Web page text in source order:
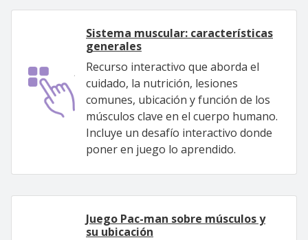
Sistema muscular: características
generales
Recurso interactivo que aborda el
cuidado, la nutrición, lesiones
comunes, ubicación y función de los
músculos clave en el cuerpo humano.
Incluye un desafío interactivo donde
poner en juego lo aprendido.
Juego Pac-man sobre músculos y
su ubicación